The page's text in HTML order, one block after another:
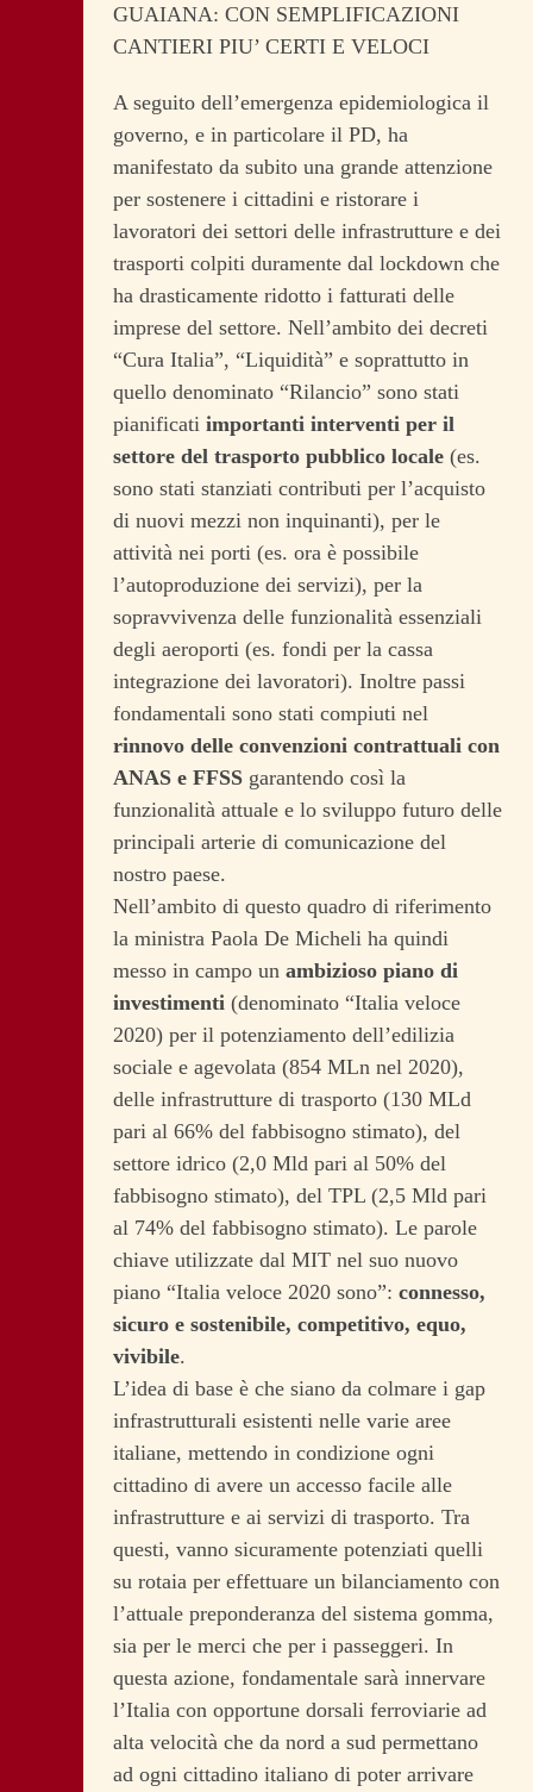
GUAIANA: CON SEMPLIFICAZIONI
CANTIERI PIU’ CERTI E VELOCI
A seguito dell’emergenza epidemiologica il
governo, e in particolare il PD, ha
manifestato da subito una grande attenzione
per sostenere i cittadini e ristorare i
lavoratori dei settori delle infrastrutture e dei
trasporti colpiti duramente dal lockdown che
ha drasticamente ridotto i fatturati delle
imprese del settore. Nell’ambito dei decreti
“Cura Italia”, “Liquidità” e soprattutto in
quello denominato “Rilancio” sono stati
pianificati importanti interventi per il
settore del trasporto pubblico locale (es.
sono stati stanziati contributi per l’acquisto
di nuovi mezzi non inquinanti), per le
attività nei porti (es. ora è possibile
l’autoproduzione dei servizi), per la
sopravvivenza delle funzionalità essenziali
degli aeroporti (es. fondi per la cassa
integrazione dei lavoratori). Inoltre passi
fondamentali sono stati compiuti nel
rinnovo delle convenzioni contrattuali con
ANAS e FFSS garantendo così la
funzionalità attuale e lo sviluppo futuro delle
principali arterie di comunicazione del
nostro paese.
Nell’ambito di questo quadro di riferimento
la ministra Paola De Micheli ha quindi
messo in campo un ambizioso piano di
investimenti (denominato “Italia veloce
2020) per il potenziamento dell’edilizia
sociale e agevolata (854 MLn nel 2020),
delle infrastrutture di trasporto (130 MLd
pari al 66% del fabbisogno stimato), del
settore idrico (2,0 Mld pari al 50% del
fabbisogno stimato), del TPL (2,5 Mld pari
al 74% del fabbisogno stimato). Le parole
chiave utilizzate dal MIT nel suo nuovo
piano “Italia veloce 2020 sono”: connesso,
sicuro e sostenibile, competitivo, equo,
vivibile.
L’idea di base è che siano da colmare i gap
infrastrutturali esistenti nelle varie aree
italiane, mettendo in condizione ogni
cittadino di avere un accesso facile alle
infrastrutture e ai servizi di trasporto. Tra
questi, vanno sicuramente potenziati quelli
su rotaia per effettuare un bilanciamento con
l’attuale preponderanza del sistema gomma,
sia per le merci che per i passeggeri. In
questa azione, fondamentale sarà innervare
l’Italia con opportune dorsali ferroviarie ad
alta velocità che da nord a sud permettano
ad ogni cittadino italiano di poter arrivare